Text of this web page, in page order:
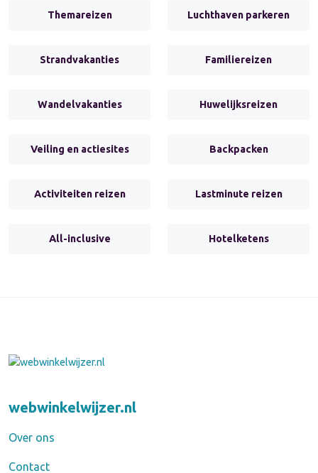
Themareizen Luchthaven parkeren
Strandvakanties Familiereizen
Wandelvakanties Huwelijksreizen
Veiling en actiesites Backpacken
Activiteiten reizen Lastminute reizen
All-inclusive Hotelketens
webwinkelwijzer.nl
Over ons
Contact